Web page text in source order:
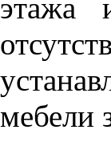
этажа
мебели